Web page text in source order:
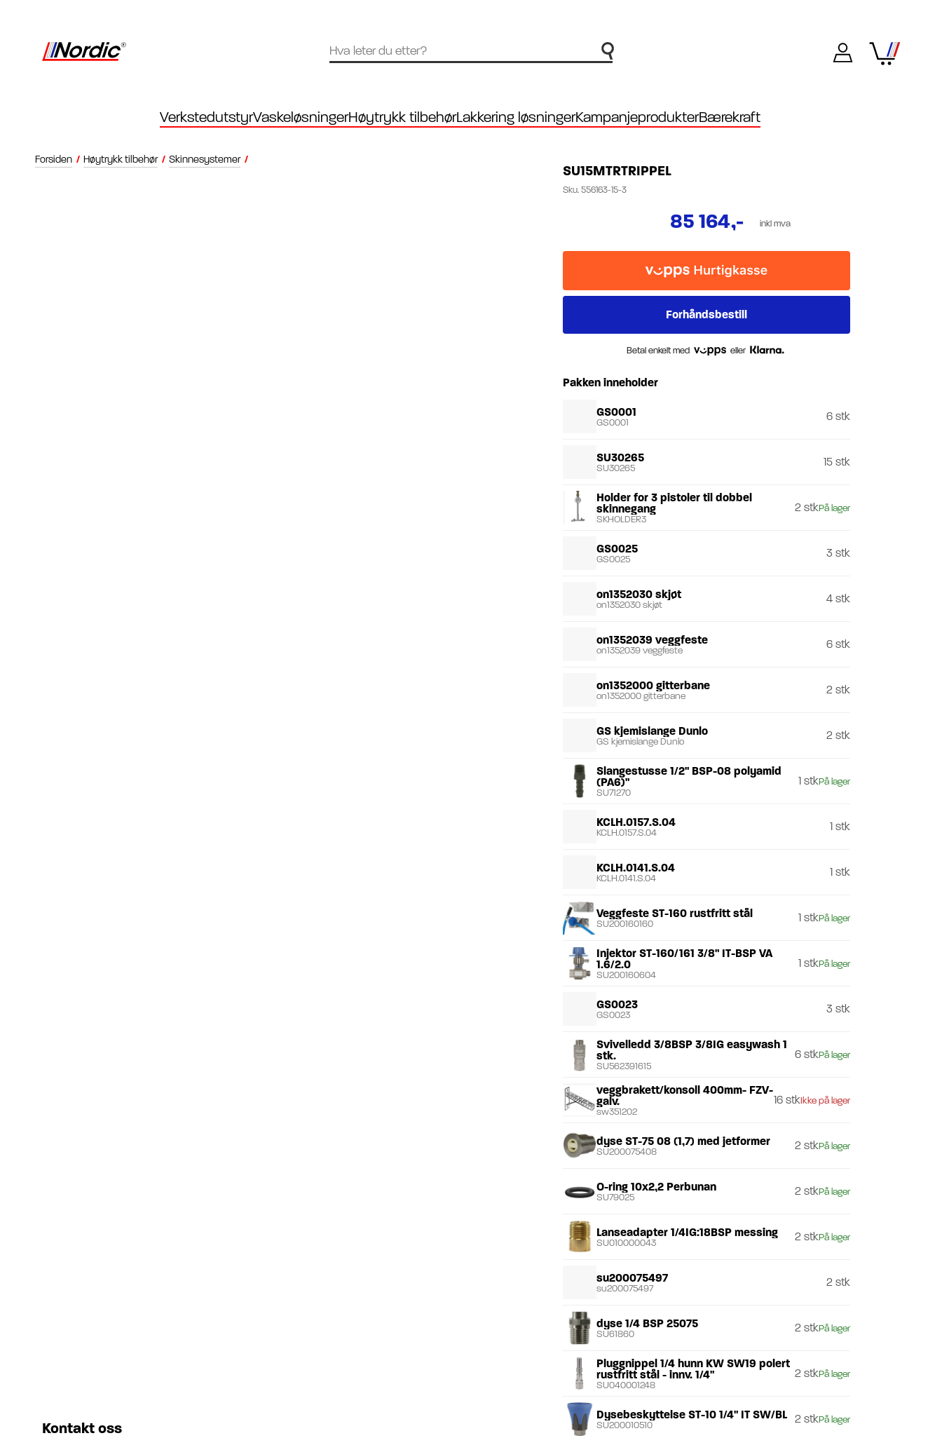
VerkstedutstyrVaskeløsningerHøytrykk tilbehørLakkering løsningerKampanjeprodukterBærekraft
Forsiden / Høytrykk tilbehør / Skinnesystemer /
SU15MTRTRIPPEL
Sku. 556163-15-3
85 164,- inkl mva
Betal enkelt med eller
Pakken inneholder
GS0001
GS0001 6 stk
SU30265
SU30265 15 stk
Holder for 3 pistoler til dobbel
skinnegang
SKHOLDER3
2 stkPå lager
GS0025
GS0025 3 stk
on1352030 skjøt
on1352030 skjøt 4 stk
on1352039 veggfeste
on1352039 veggfeste 6 stk
on1352000 gitterbane
on1352000 gitterbane 2 stk
GS kjemislange Dunlo
GS kjemislange Dunlo 2 stk
Slangestusse 1/2" BSP-08 polyamid
(PA6)"
SU71270
1 stkPå lager
KCLH.0157.S.04
KCLH.0157.S.04 1 stk
KCLH.0141.S.04
KCLH.0141.S.04 1 stk
Veggfeste ST-160 rustfritt stål
SU200160160 1 stkPå lager
Injektor ST-160/161 3/8" IT-BSP VA
1.6/2.0
SU200160604
1 stkPå lager
GS0023
GS0023 3 stk
Svivelledd 3/8BSP 3/8IG easywash 1
stk.
SU562391615
6 stkPå lager
veggbrakett/konsoll 400mm- FZV-
galv.
sw351202
16 stkIkke på lager
dyse ST-75 08 (1,7) med jetformer
SU200075408 2 stkPå lager
O-ring 10x2,2 Perbunan
SU79025 2 stkPå lager
Lanseadapter 1/4IG:18BSP messing
SU010000043 2 stkPå lager
su200075497
su200075497 2 stk
dyse 1/4 BSP 25075
SU61860 2 stkPå lager
Pluggnippel 1/4 hunn KW SW19 polert
rustfritt stål - innv. 1/4"
SU040001248
2 stkPå lager
Dysebeskyttelse ST-10 1/4" IT SW/BL
SU200010510 2 stkPå lager
Kontakt oss